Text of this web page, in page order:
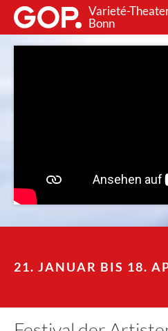
Varieté-
Bonn
21. JANUAR BIS 18.